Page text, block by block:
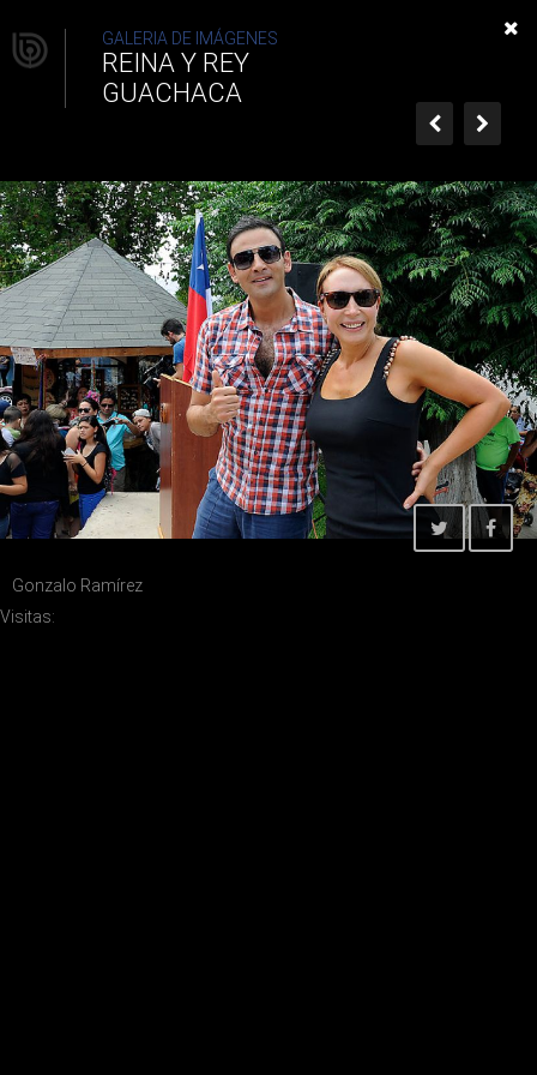
Reina y Rey Guachaca
GALERIA DE IMÁGENES
REINA Y REY
GUACHACA
Gonzalo Ramírez
Visitas: